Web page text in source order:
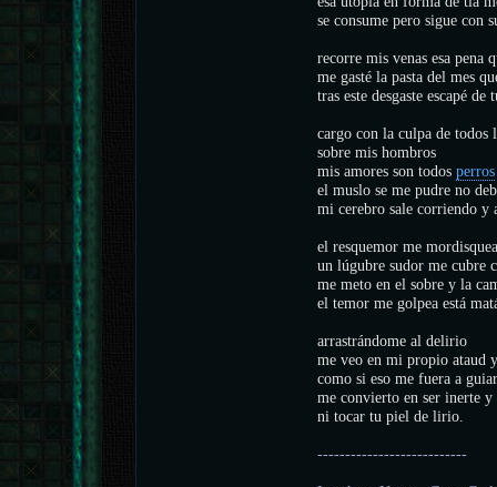
se consume pero sigue con
recorre mis venas esa pena
me gasté la pasta del mes
tras este desgaste escapé
cargo con la culpa de todos
sobre mis hombros
mis amores son todosperros
el muslo se me pudre no
mi cerebro sale corriendo y
el resquemor me
un lúgubre sudor me cubre
me meto en el sobre y la
el temor me golpea está
arrastrándome al delirio
me veo en mi propio ataud
como si eso me fuera a
me convierto en ser inerte
ni tocar tu piel de lirio.
---------------------------